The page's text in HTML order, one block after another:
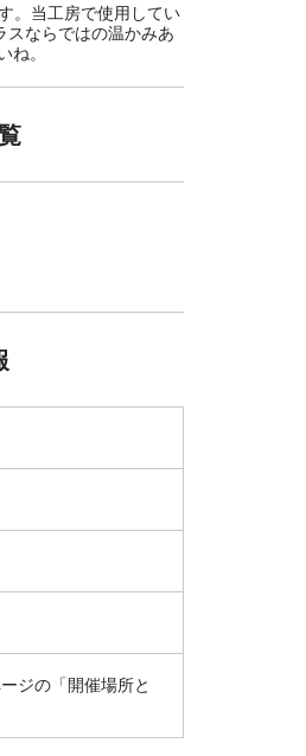
。当工房で使用してい
ならではの温かみあ
。
ジの「開催場所と